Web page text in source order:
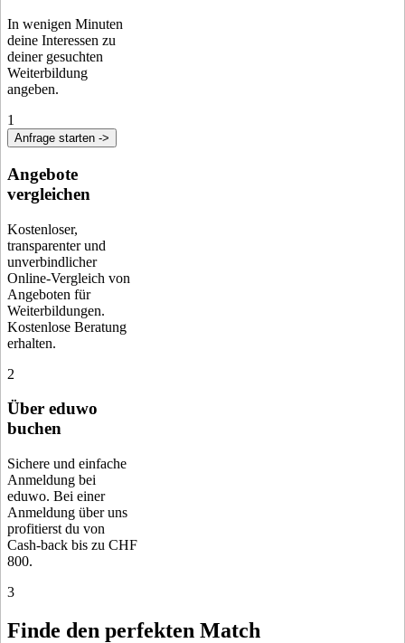
In wenigen Minuten
deine Interessen zu
deiner gesuchten
Weiterbildung
angeben.
1
Anfrage starten ->
Angebote
vergleichen
Kostenloser,
transparenter und
unverbindlicher
Online-Vergleich von
Angeboten für
Weiterbildungen.
Kostenlose Beratung
erhalten.
2
Über eduwo
buchen
Sichere und einfache
Anmeldung bei
eduwo. Bei einer
Anmeldung über uns
profitierst du von
Cash-back bis zu CHF
800.
3
Finde den perfekten Match